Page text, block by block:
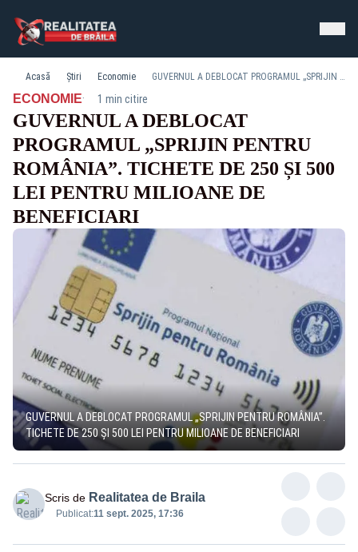
Acasă Știri Economie GUVERNUL A DEBLOCAT PROGRAMUL „SPRIJIN PENTRU ROMÂNIA”. TICHETE DE 250 ȘI 500 LEI PENTRU MILIOANE DE BENEFICIARI
ECONOMIE· 1 min citire
GUVERNUL A DEBLOCAT
PROGRAMUL „SPRIJIN PENTRU
ROMÂNIA”. TICHETE DE 250 ȘI 500
LEI PENTRU MILIOANE DE
BENEFICIARI
GUVERNUL A DEBLOCAT PROGRAMUL „SPRIJIN PENTRU ROMÂNIA”.
TICHETE DE 250 ȘI 500 LEI PENTRU MILIOANE DE BENEFICIARI
Scris de Realitatea de Braila
Publicat:11 sept. 2025, 17:36